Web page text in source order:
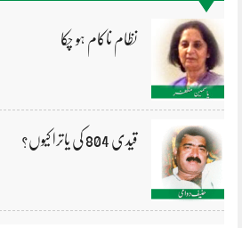
نظام ناکام ہو چکا
قیدی 804 کی یاترا کیوں؟